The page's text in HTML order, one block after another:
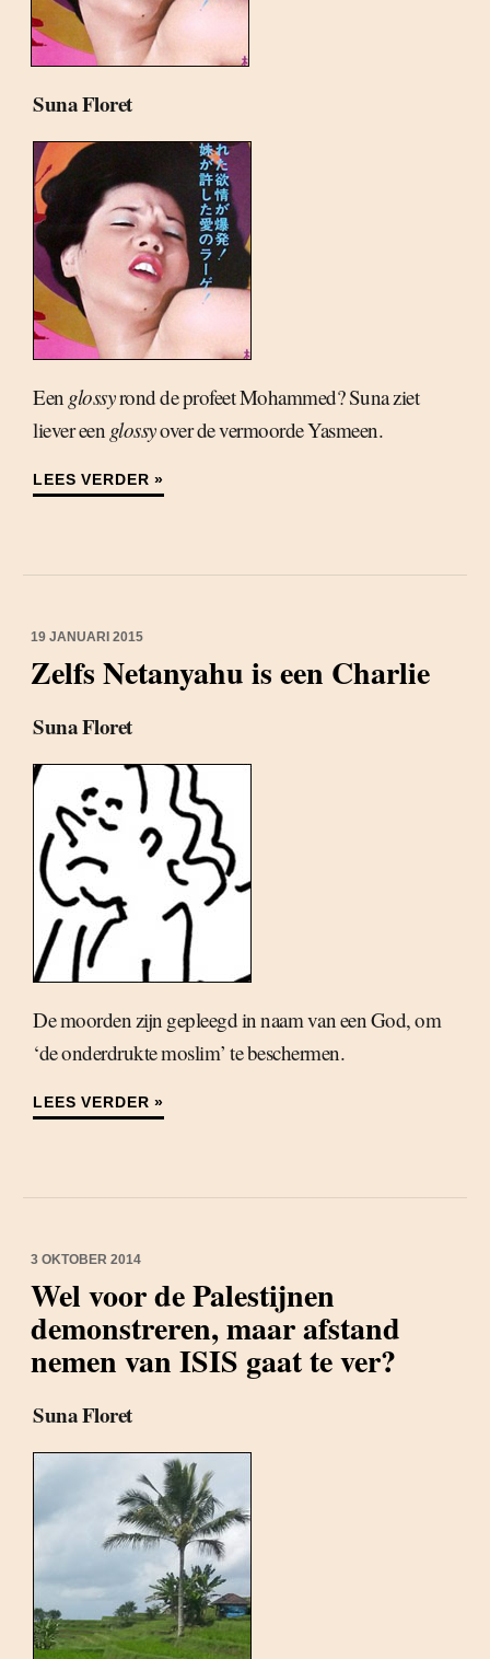
Suna Floret
Een glossyrond de profeet Mohammed? Suna ziet
liever een glossyover de vermoorde Yasmeen.
LEES VERDER »
19 JANUARI 2015
Zelfs Netanyahu is een Charlie
Suna Floret
De moorden zijn gepleegd in naam van een God, om
‘de onderdrukte moslim’ te beschermen.
LEES VERDER »
3 OKTOBER 2014
Wel voor de Palestijnen
demonstreren, maar afstand
nemen van ISIS gaat te ver?
Suna Floret